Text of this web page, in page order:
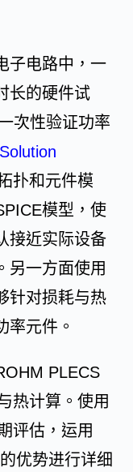
子电路中，一
长的硬件试
次性验证功率
扑和元件模
模型，使
接近实际设备
另一方面使用
针对损耗与热
率元件。
PLECS
热计算。使用
评估，运用
优势进行详细